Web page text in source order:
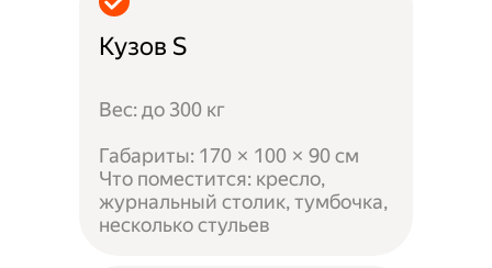
Кузов S
Вес: до 300 кг
Габариты: 170 × 100 × 90 см
Что поместится: кресло,
журнальный столик, тумбочка,
несколько стульев